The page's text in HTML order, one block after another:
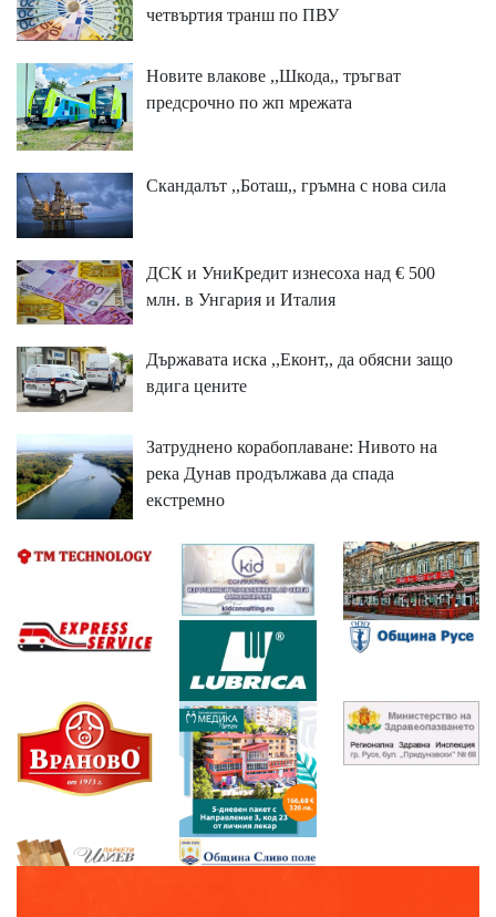
четвъртия транш по ПВУ
Новите влакове ,,Шкода,, тръгват
предсрочно по жп мрежата
Скандалът ,,Боташ,, гръмна с нова сила
ДСК и УниКредит изнесоха над € 500
млн. в Унгария и Италия
Държавата иска ,,Еконт,, да обясни защо
вдига цените
Затруднено корабоплаване: Нивото на
река Дунав продължава да спада
екстремно